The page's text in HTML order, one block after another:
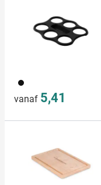
001
vanaf 5,41